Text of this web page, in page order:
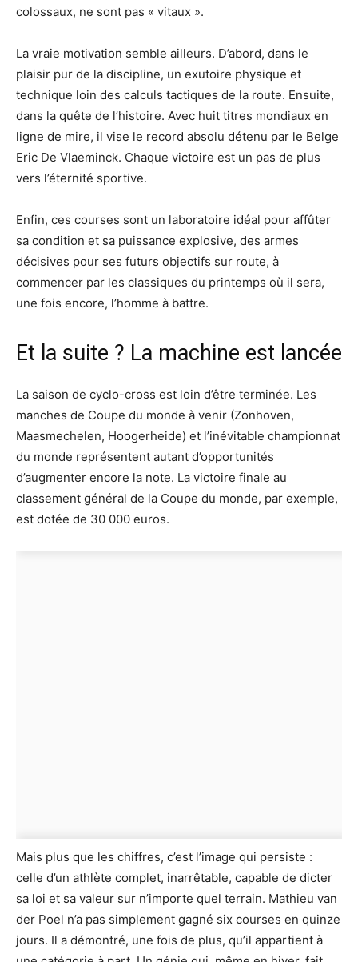
colossaux, ne sont pas « vitaux ».
La vraie motivation semble ailleurs. D’abord, dans le
plaisir pur de la discipline, un exutoire physique et
technique loin des calculs tactiques de la route. Ensuite,
dans la quête de l’histoire. Avec huit titres mondiaux en
ligne de mire, il vise le record absolu détenu par le Belge
Eric De Vlaeminck. Chaque victoire est un pas de plus
vers l’éternité sportive.
Enfin, ces courses sont un laboratoire idéal pour affûter
sa condition et sa puissance explosive, des armes
décisives pour ses futurs objectifs sur route, à
commencer par les classiques du printemps où il sera,
une fois encore, l’homme à battre.
Et la suite ? La machine est lancée
La saison de cyclo-cross est loin d’être terminée. Les
manches de Coupe du monde à venir (Zonhoven,
Maasmechelen, Hoogerheide) et l’inévitable championnat
du monde représentent autant d’opportunités
d’augmenter encore la note. La victoire finale au
classement général de la Coupe du monde, par exemple,
est dotée de 30 000 euros.
Mais plus que les chiffres, c’est l’image qui persiste :
celle d’un athlète complet, inarrêtable, capable de dicter
sa loi et sa valeur sur n’importe quel terrain. Mathieu van
der Poel n’a pas simplement gagné six courses en quinze
jours. Il a démontré, une fois de plus, qu’il appartient à